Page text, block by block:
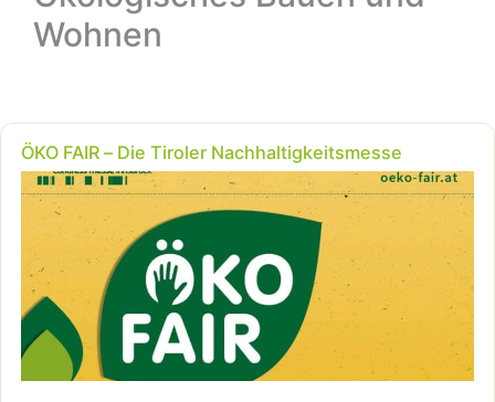
Wohnen
ÖKO FAIR – Die Tiroler Nachhaltigkeitsmesse